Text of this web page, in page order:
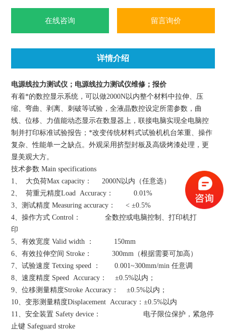
高级烤漆处理，更显美观大方。
在线咨询 留言询价
详情介绍
电源线拉力测试仪；电源线拉力测试仪维修；报价
有着*的数控显示系统，可以做2000N以内整个材料中拉伸、压
缩、弯曲、剥离、刺破等试验，全液晶数控设定所需参数，曲
线、位移、力值能动态显示在数显器上，联接电脑实现全电脑控
制并打印标准试验报告；*改变传统材料式试验机机台笨重、操作
复杂、性能单一之缺点。外观采用挤型封板及高级烤漆处理，更
显美观大方。
技术参数 Main specifications
1、 大负荷Max capacity ： 2000N以内（任意选）
2、 荷重元精度Load Accuracy ：
0.01%
3、测试精度 Measuring accuracy ：
< ±0.5%
4、操作方式 Control ：
全数控或电脑控制、打印机打
印
5、有效宽度 Valid width ：
150mm
6、有效拉伸空间 Stroke ： 300mm （根据需要可加高）
7、试验速度 Tetxing speed ： 0.001~300mm/min任意调
8、速度精度 Speed Accuracy ： ±0.5%以内；
9、位移测量精度Stroke Accuracy ： ±0.5%以内；
10、变形测量精度Displacement Accuracy ：±0.5%以内
11、安全装置 Safety device ：
电子限位保护，紧急停
止键 Safeguard stroke